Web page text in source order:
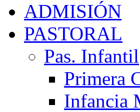
ADMISIÓN
PASTORAL
Pas. Infantil
Primera
Infancia